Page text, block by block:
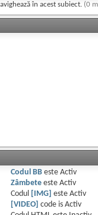
în acest subiect. (0
Codul BBeste Activ
Zâmbeteeste Activ
Codul
[IMG] este Activ
[VIDEO]
code is Activ